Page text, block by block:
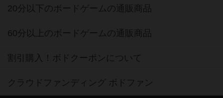
20分以下のボードゲームの通販商品
60分以上のボードゲームの通販商品
割引購入！ボドクーポンについて
クラウドファンディング ボドファン